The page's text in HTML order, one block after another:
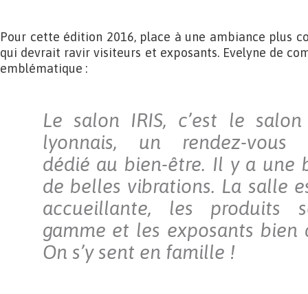
Pour cette édition 2016, place à une ambiance plus
qui devrait ravir visiteurs et exposants. Evelyne de
emblématique :
Le salon IRIS, c’est le
lyonnais, un rendez-vous
dédié au bien-être. Il y a une
de belles vibrations. La salle
accueillante, les produits
gamme et les exposants bien
On s’y sent en famille !